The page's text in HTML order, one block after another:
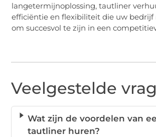
langetermijnoplossing, tautliner
efficiëntie en flexibiliteit die uw bedrijf
om succesvol te zijn in een
Veelgestelde
Wat zijn de voordelen van
tautliner huren?